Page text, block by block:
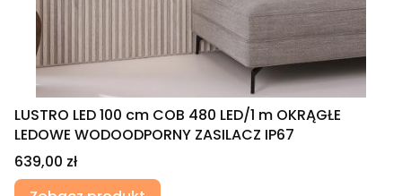
LUSTRO LED 100 cm COB 480 LED/1 m OKRĄGŁE
LEDOWE WODOODPORNY ZASILACZ IP67
Cena
639,00 zł